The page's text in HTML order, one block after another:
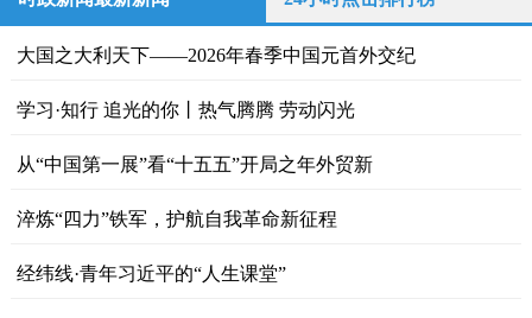
大国之大利天下——2026年春季中国元首外交纪
学习·知行 追光的你丨热气腾腾 劳动闪光
从“中国第一展”看“十五五”开局之年外贸新
淬炼“四力”铁军，护航自我革命新征程
经纬线·青年习近平的“人生课堂”